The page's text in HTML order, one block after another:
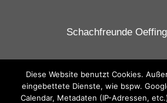
Schachfreunde
Impressum
Diese Website benutzt Cookies.
eingebettete Dienste, wie bspw.
Calendar, Metadaten (IP-Adressen,